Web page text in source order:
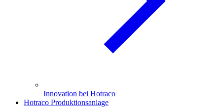
Innovation bei Hotraco
Hotraco Produktionsanlage